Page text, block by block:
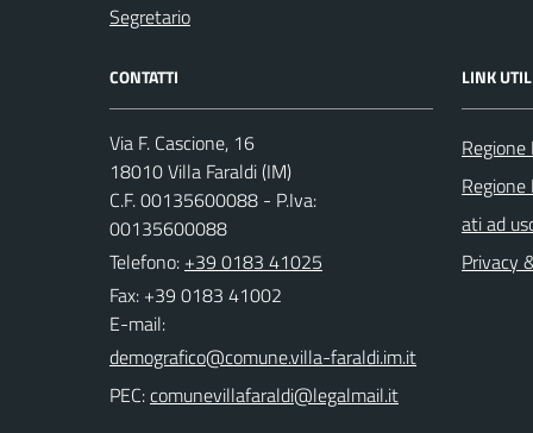
Segretario
CONTATTI
Via F. Cascione, 16
18010 Villa Faraldi (IM)
C.F. 00135600088 - P.Iva:
00135600088
Telefono: +39 0183 41025
Fax: +39 0183 41002
E-mail:
PEC:
LINK
Regione
ati ad
Privacy